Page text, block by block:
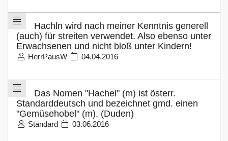
Hachln wird nach meiner Kenntnis generell
(auch) für streiten verwendet. Also ebenso unter
Erwachsenen und nicht bloß unter Kindern!
HerrPausW 04.04.2016
Das Nomen "Hachel" (m) ist österr.
Standarddeutsch und bezeichnet gmd. einen
"Gemüsehobel" (m). (Duden)
Standard 03.06.2016